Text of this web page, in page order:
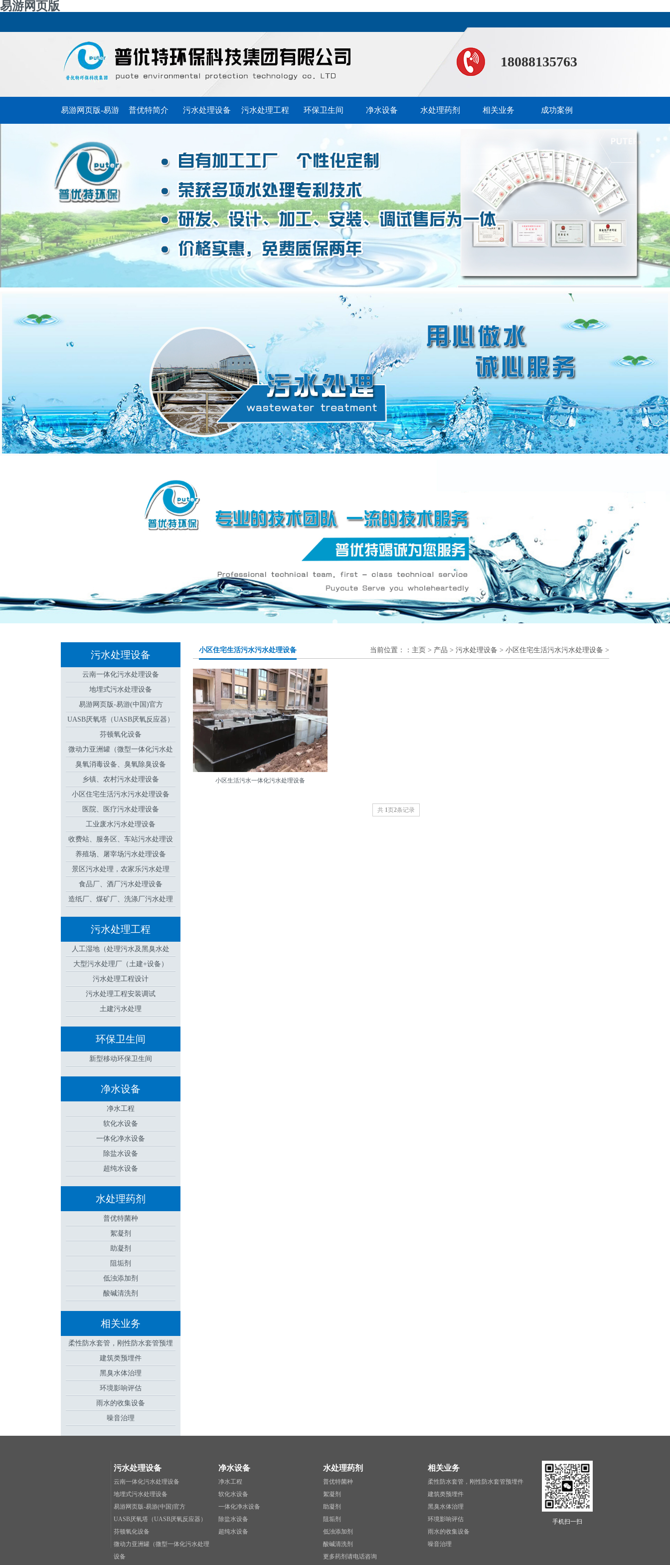
易游网页版
18088135763
易游网页版-易游 普优特简介 污水处理设备 污水处理工程 环保卫生间 净水设备 水处理药剂 相关业务 成功案例
污水处理设备
云南一体化污水处理设备
地埋式污水处理设备
易游网页版-易游(中国)官方
UASB厌氧塔（UASB厌氧反应器）
芬顿氧化设备
微动力亚洲罐（微型一体化污水处
理设备
臭氧消毒设备、臭氧除臭设备
乡镇、农村污水处理设备
小区住宅生活污水污水处理设备
医院、医疗污水处理设备
工业废水污水处理设备
收费站、服务区、车站污水处理设
备
养殖场、屠宰场污水处理设备
景区污水处理，农家乐污水处理
食品厂、酒厂污水处理设备
造纸厂、煤矿厂、洗涤厂污水处理
污水处理工程
人工湿地（处理污水及黑臭水处
理）
大型污水处理厂（土建+设备）
污水处理工程设计
污水处理工程安装调试
土建污水处理
环保卫生间
新型移动环保卫生间
净水设备
净水工程
软化水设备
一体化净水设备
除盐水设备
超纯水设备
水处理药剂
普优特菌种
絮凝剂
助凝剂
阻垢剂
低浊添加剂
酸碱清洗剂
相关业务
柔性防水套管，刚性防水套管预埋
件
建筑类预埋件
黑臭水体治理
环境影响评估
雨水的收集设备
噪音治理
小区住宅生活污水污水处理设备 当前位置：： 主页 > 产品 > 污水处理设备 > 小区住宅生活污水污水处理设备 >
小区生活污水一体化污水处理设备
共 1页2条记录
污水处理设备
云南一体化污水处理设备
地埋式污水处理设备
易游网页版-易游(中国)官方
UASB厌氧塔（UASB厌氧反应器）
芬顿氧化设备
微动力亚洲罐（微型一体化污水处理
设备
净水设备
净水工程
软化水设备
一体化净水设备
除盐水设备
超纯水设备
水处理药剂
普优特菌种
絮凝剂
助凝剂
阻垢剂
低浊添加剂
酸碱清洗剂
更多药剂请电话咨询
相关业务
柔性防水套管，刚性防水套管预埋件
建筑类预埋件
黑臭水体治理
环境影响评估
雨水的收集设备
噪音治理
手机扫一扫